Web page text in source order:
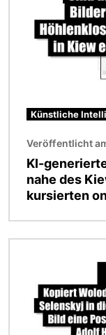
Künstliche
Veröffentlicht
KI-
nahe des
kursierten